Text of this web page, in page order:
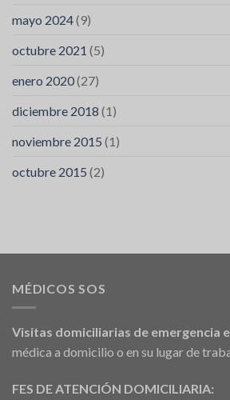
mayo 2024(9)
octubre 2021 (5)
enero 2020(27)
diciembre 2018 (1)
noviembre 2015 (1)
octubre 2015 (2)
MÉDICOS SOS
Visitas domiciliarias de emergencia
médica a domicilio o en su lugar de
FES DE ATENCIÓN DOMICILIARIA: